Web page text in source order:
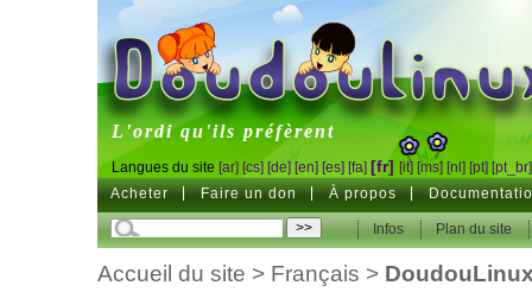
DoudouLinux
L'ordi qu'ils préfèrent
Langues du site [ar] [cs] [de] [en] [es] [fa] [fr] [it] [ms] [nl] [pt] [pt_br]
Acheter Faire un don À propos
Infos Plan du site
Accueil du site > Français >